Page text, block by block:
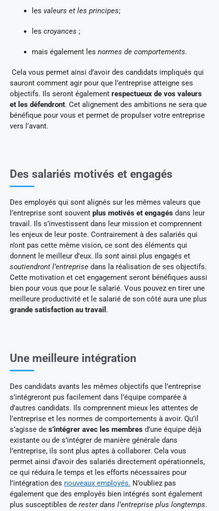
les valeurs et les principes;
les croyances ;
mais également les normes de comportements.
Cela vous permet ainsi d’avoir des candidats impliqués qui
sauront comment agir pour que l’entreprise atteigne ses
objectifs. Ils seront également respectueux de vos valeurs
et les défendront. Cet alignement des ambitions ne sera que
bénéfique pour vous et permet de propulser votre entreprise
vers l’avant.
Des salariés motivés et engagés
Des employés qui sont alignés sur les mêmes valeurs que
l’entreprise sont souvent plus motivés et engagés dans leur
travail. Ils s’investissent dans leur mission et comprennent
les enjeux de leur poste. Contrairement à des salariés qui
n’ont pas cette même vision, ce sont des éléments qui
donnent le meilleur d’eux. Ils sont ainsi plus engagés et
soutiendront l’entreprise dans la réalisation de ses objectifs.
Cette motivation et cet engagement seront bénéfiques aussi
bien pour vous que pour le salarié. Vous pouvez en tirer une
meilleure productivité et le salarié de son côté aura une plus
grande satisfaction au travail .
Une meilleure intégration
Des candidats avants les mêmes objectifs que l’entreprise
s’intégreront pus facilement dans l’équipe comparée à
d’autres candidats. Ils comprennent mieux les attentes de
l’entreprise et les normes de comportements à avoir. Qu’il
s’agisse de s’intégrer avec les membres d’une équipe déjà
existante ou de s’intégrer de manière générale dans
l’entreprise, ils sont plus aptes à collaborer. Cela vous
permet ainsi d’avoir des salariés directement opérationnels,
ce qui réduira le temps et les efforts nécessaires pour
l’intégration des nouveaux employés. N’oubliez pas
également que des employés bien intégrés sont également
plus susceptibles de rester dans l’entreprise plus longtemps.